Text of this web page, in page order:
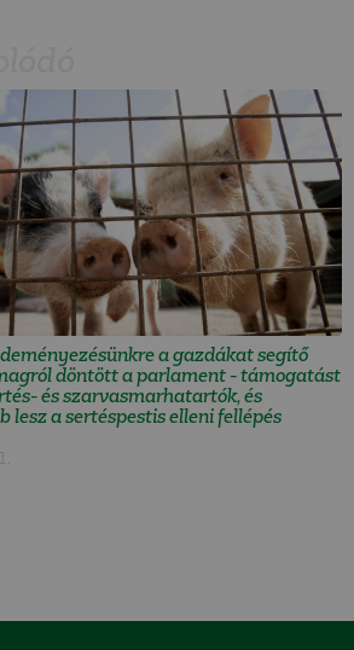
a gazdákat segítő
döntött a parlament - támogatást
és szarvasmarhatartók, és
lesz a sertéspestis elleni fellépés